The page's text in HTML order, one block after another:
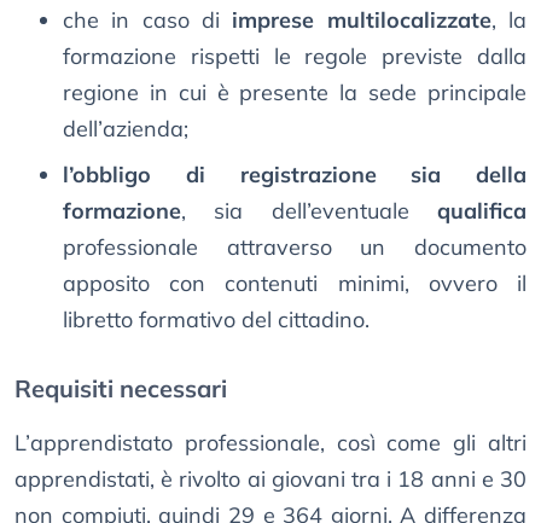
che in caso di imprese multilocalizzate, la
formazione rispetti le regole previste dalla
regione in cui è presente la sede principale
dell’azienda;
l’obbligo di registrazione sia della
formazione, sia dell’eventuale qualifica
professionale attraverso un documento
apposito con contenuti minimi, ovvero il
libretto formativo del cittadino.
Requisiti necessari
L’apprendistato professionale, così come gli altri
apprendistati, è rivolto ai giovani tra i 18 anni e 30
non compiuti, quindi 29 e 364 giorni. A differenza